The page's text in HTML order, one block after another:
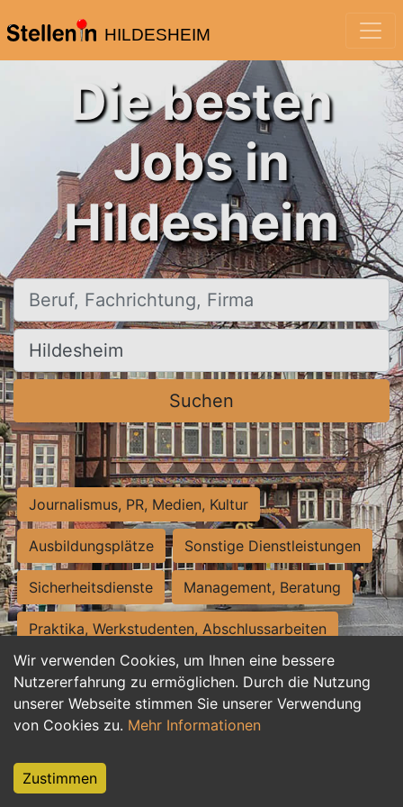
HILDESHEIM
Wir verwenden Cookies, um Ihnen eine bessere
Nutzererfahrung zu ermöglichen. Durch die Nutzung
unserer Webseite stimmen Sie unserer Verwendung
von Cookies zu. Mehr Informationen
Zustimmen
Die besten
Jobs in
Hildesheim
Beruf, Fachrichtung, Firma
Ort, Stadt
Suchen
Journalismus, PR, Medien, Kultur
Ausbildungsplätze Sonstige Dienstleistungen
Sicherheitsdienste Management, Beratung
Praktika, Werkstudenten, Abschlussarbeiten
Personalwesen Assistenz, Sekretariat
Hilfskräfte, Aushilfs- und Nebenjobs
Weiterbildung, Studium, duale Ausbildung